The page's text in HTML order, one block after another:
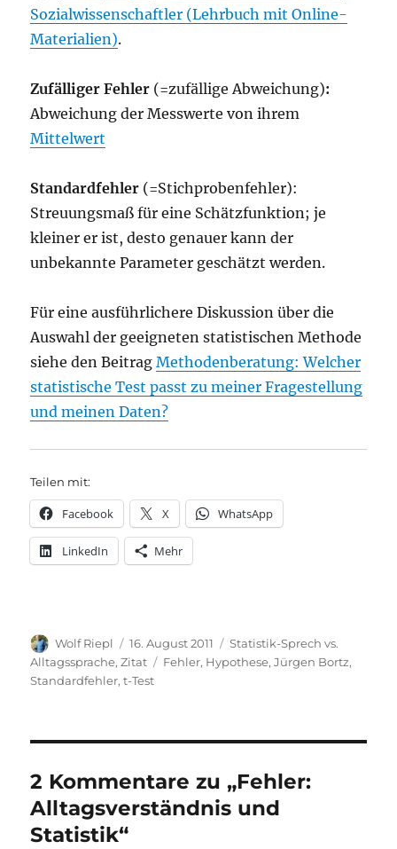
Sozialwissenschaftler (Lehrbuch mit Online-
Materialien).
Zufälliger Fehler (=zufällige Abweichung):
Abweichung der Messwerte von ihrem
Mittelwert
Standardfehler (=Stichprobenfehler):
Streuungsmaß für eine Schätzfunktion; je
kleiner er ist, desto genauer kann der
unbekannte Parameter geschätzt werden.
Für eine ausführlichere Diskussion über die
Auswahl der geeigneten statistischen Methode
siehe den BeitragMethodenberatung: Welcher
statistische Test passt zu meiner Fragestellung
und meinen Daten?
Teilen mit:
Facebook X WhatsApp
LinkedIn Mehr
Autor
Wolf Riepl
Veröffentlicht
am
16. August 2011 Kategorien
Statistik-Sprech vs.
Alltagssprache,Zitat Schlagwörter
Fehler, Hypothese,Jürgen Bortz,
Standardfehler,t-Test
2 Kommentare zu „Fehler:
Alltagsverständnis und
Statistik“